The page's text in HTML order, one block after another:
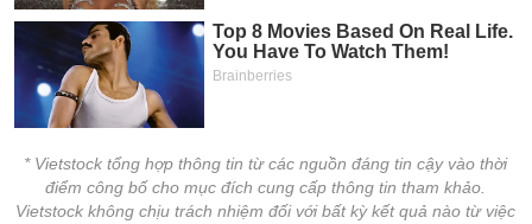
* Vietstock tổng hợp thông tin từ các nguồn đáng tin cậy vào thời
điểm công bố cho mục đích cung cấp thông tin tham khảo.
Vietstock không chịu trách nhiệm đối với bất kỳ kết quả nào từ việc